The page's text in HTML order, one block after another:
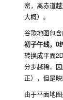
密，离赤道
大概）。
谷歌地图包
初子午线，0
转换成平面
分步越稀，
正），但是
由于平面地